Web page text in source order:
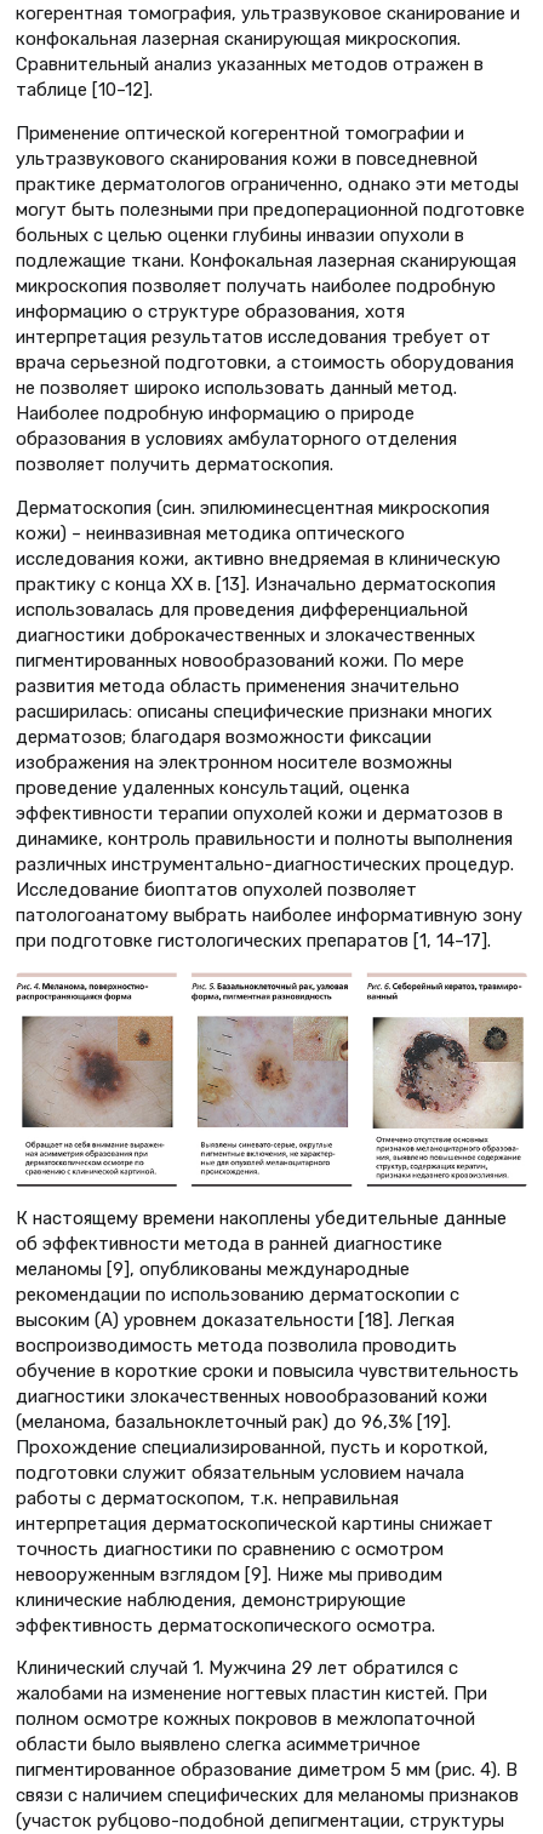
когерентная томография, ультразвуковое сканирование и
конфокальная лазерная сканирующая микроскопия.
Сравнительный анализ указанных методов отражен в
таблице [10–12].
Применение оптической когерентной томографии и
ультразвукового сканирования кожи в повседневной
практике дерматологов ограниченно, однако эти методы
могут быть полезными при предоперационной подготовке
больных с целью оценки глубины инвазии опухоли в
подлежащие ткани. Конфокальная лазерная сканирующая
микроскопия позволяет получать наиболее подробную
информацию о структуре образования, хотя
интерпретация результатов исследования требует от
врача серьезной подготовки, а стоимость оборудования
не позволяет широко использовать данный метод.
Наиболее подробную информацию о природе
образования в условиях амбулаторного отделения
позволяет получить дерматоскопия.
Дерматоскопия (син. эпилюминесцентная микроскопия
кожи) – неинвазивная методика оптического
исследования кожи, активно внедряемая в клиническую
практику с конца XX в. [13]. Изначально дерматоскопия
использовалась для проведения дифференциальной
диагностики доброкачественных и злокачественных
пигментированных новообразований кожи. По мере
развития метода область применения значительно
расширилась: описаны специфические признаки многих
дерматозов; благодаря возможности фиксации
изображения на электронном носителе возможны
проведение удаленных консультаций, оценка
эффективности терапии опухолей кожи и дерматозов в
динамике, контроль правильности и полноты выполнения
различных инструментально-диагностических процедур.
Исследование биоптатов опухолей позволяет
патологоанатому выбрать наиболее информативную зону
при подготовке гистологических препаратов [1, 14–17].
К настоящему времени накоплены убедительные данные
об эффективности метода в ранней диагностике
меланомы [9], опубликованы международные
рекомендации по использованию дерматоскопии с
высоким (А) уровнем доказательности [18]. Легкая
воспроизводимость метода позволила проводить
обучение в короткие сроки и повысила чувствительность
диагностики злокачественных новообразований кожи
(меланома, базальноклеточный рак) до 96,3% [19].
Прохождение специализированной, пусть и короткой,
подготовки служит обязательным условием начала
работы с дерматоскопом, т.к. неправильная
интерпретация дерматоскопической картины снижает
точность диагностики по сравнению с осмотром
невооруженным взглядом [9]. Ниже мы приводим
клинические наблюдения, демонстрирующие
эффективность дерматоскопического осмотра.
Клинический случай 1. Мужчина 29 лет обратился с
жалобами на изменение ногтевых пластин кистей. При
полном осмотре кожных покровов в межлопаточной
области было выявлено слегка асимметричное
пигментированное образование диметром 5 мм (рис. 4). В
связи с наличием специфических для меланомы признаков
(участок рубцово-подобной депигментации, структуры